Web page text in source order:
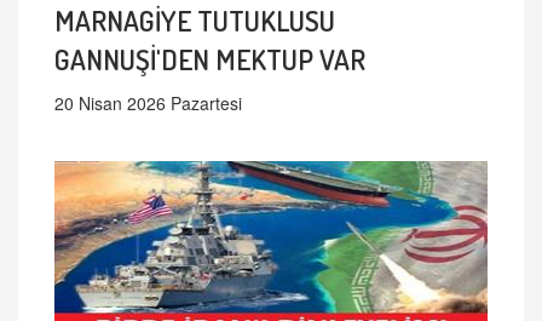
MARNAGİYE TUTUKLUSU
GANNUŞİ'DEN MEKTUP VAR
20 Nisan 2026 Pazartesi